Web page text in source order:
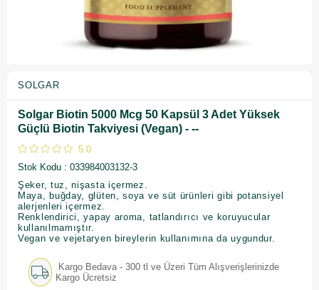
SOLGAR
Solgar Biotin 5000 Mcg 50 Kapsül 3 Adet Yüksek
Güçlü Biotin Takviyesi (Vegan) - --
5.0
Stok Kodu
033984003132-3
Şeker, tuz, nişasta içermez.
Maya, buğday, glüten, soya ve süt ürünleri gibi potansiyel
alerjenleri içermez.
Renklendirici, yapay aroma, tatlandırıcı ve koruyucular
kullanılmamıştır.
Vegan ve vejetaryen bireylerin kullanımına da uygundur.
Kargo Bedava - 300 tl ve Üzeri Tüm Alışverişlerinizde
Kargo Ücretsiz